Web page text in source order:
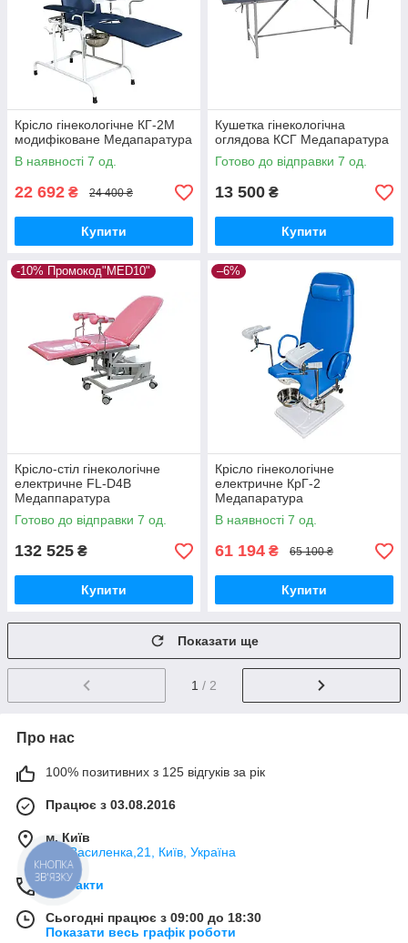
Крісло гінекологічне КГ-2М
модифіковане Медапаратура
В наявності 7 од.
22 692 ₴ 24 400 ₴
Купити
Кушетка гінекологічна
оглядова КСГ Медапаратура
Готово до відправки 7 од.
13 500 ₴
Купити
-10% Промокод"MED10"
Крісло-стіл гінекологічне
електричне FL-D4B
Медаппаратура
Готово до відправки 7 од.
132 525 ₴
Купити
–6%
Крісло гінекологічне
електричне КрГ-2
Медапаратура
В наявності 7 од.
61 194 ₴ 65 100 ₴
Купити
Показати ще
1 / 2
Про нас
100% позитивних з 125 відгуків за рік
Працює з 03.08.2016
м. Київ
вул.Василенка,21, Київ, Україна
Контакти
Сьогодні працює з 09:00 до 18:30
Показати весь графік роботи
КНОПКА
ЗВ'ЯЗКУ